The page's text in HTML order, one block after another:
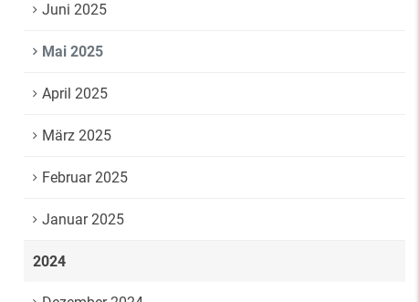
Juni 2025
Mai 2025
April 2025
März 2025
Februar 2025
Januar 2025
2024